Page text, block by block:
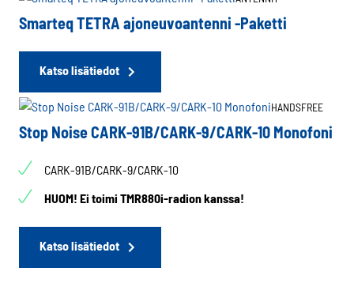
Smarteq TETRA ajoneuvoantenni -Paketti
Katso lisätiedot
HANDSFREE
Stop Noise CARK-91B/CARK-9/CARK-10 Monofoni
CARK-91B/CARK-9/CARK-10
HUOM! Ei toimi TMR880i-radion kanssa!
Katso lisätiedot